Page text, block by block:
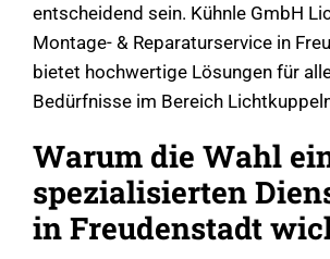
entscheidend sein. Kühnle GmbH
Montage- & Reparaturservice in
bietet hochwertige Lösungen für
Bedürfnisse im Bereich
Warum die Wahl
spezialisierten
in Freudenstadt